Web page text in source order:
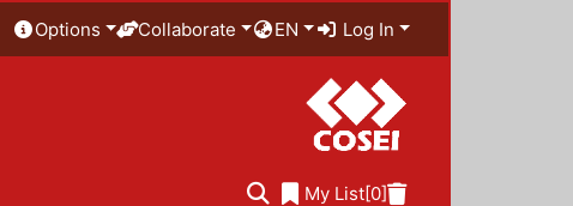
Options Collaborate EN Log In
My List[0]